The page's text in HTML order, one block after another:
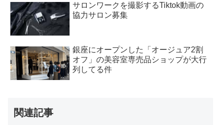
サロンワークを撮影するTiktok動画の
協力サロン募集
銀座にオープンした「オージュア2割
オフ」の美容室専売品ショップが大行
列してる件
関連記事